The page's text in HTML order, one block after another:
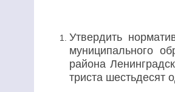
Утвердить
муниципального
района
триста шестьдесят